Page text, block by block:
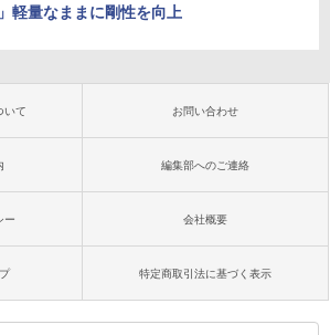
軽量なままに剛性を向上
いて お問い合わせ
編集部へのご連絡
ー 会社概要
特定商取引法に基づく表示